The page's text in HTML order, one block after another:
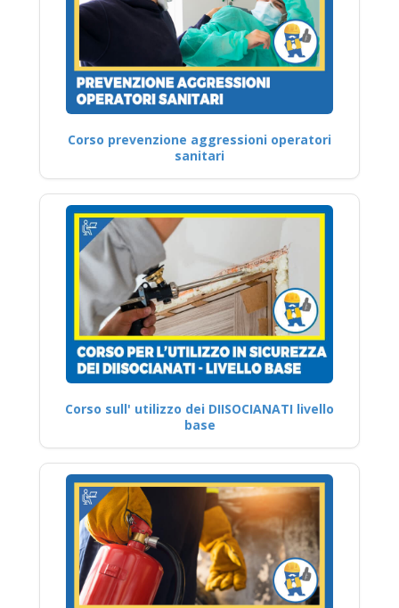
Corso prevenzione aggressioni operatori
sanitari
Corso sull' utilizzo dei DIISOCIANATI livello
base